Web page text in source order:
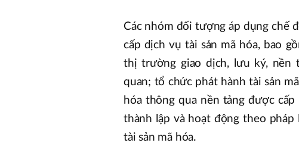
Các nhóm đối tượng áp dụng chế
cấp dịch vụ tài sản mã hóa, bao
thị trường giao dịch, lưu ký, nền
quan; tổ chức phát hành tài sản
hóa thông qua nền tảng được
thành lập và hoạt động theo
tài sản mã hóa.